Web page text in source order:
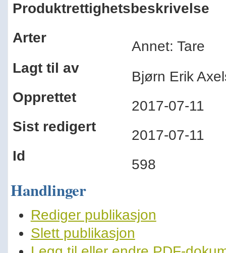
Produktrettighetsbeskrivelse
Arter
Annet: Tare
Lagt til av
Bjørn Erik
Opprettet
2017-07-11
Sist redigert
2017-07-11
Id
598
Handlinger
Rediger publikasjon
Slett publikasjon